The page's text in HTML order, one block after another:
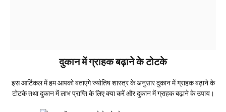
दुकान में ग्राहक बढ़ाने के टोटके
इस आर्टिकल में हम आपको बताएंगे ज्योतिष शास्त्र के अनुसार दुकान में ग्राहक बढ़ाने के
टोटके तथा दुकान में लाभ प्राप्ति के लिए क्या करें और दुकान में ग्राहक बढ़ाने के उपाय।